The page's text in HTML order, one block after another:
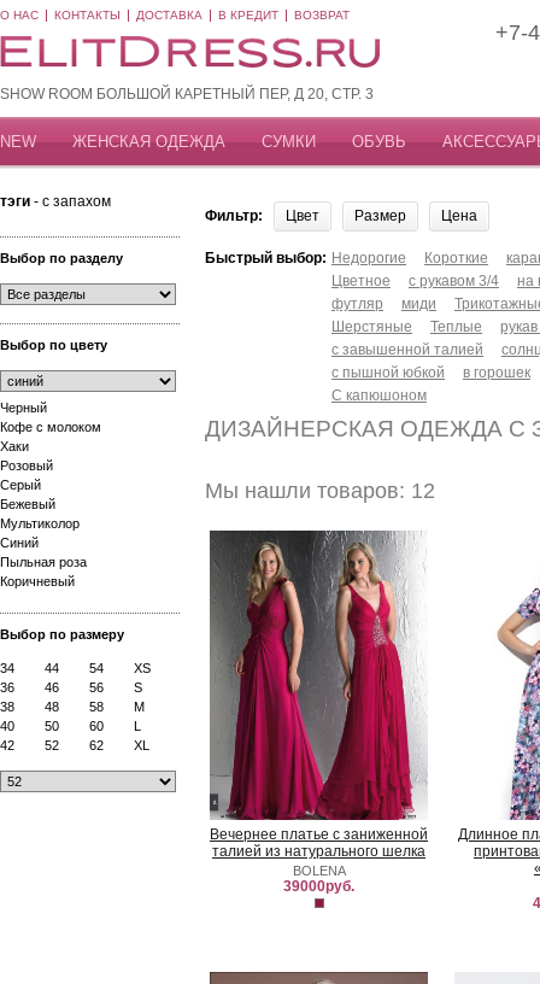
О НАС КОНТАКТЫ ДОСТАВКА В КРЕДИТ ВОЗВРАТ
SHOW ROOM БОЛЬШОЙ КАРЕТНЫЙ ПЕР, Д 20, СТР. 3
+7-
NEW ЖЕНСКАЯ ОДЕЖДА СУМКИ ОБУВЬ
тэги - с запахом
Выбор по разделу
Выбор по цвету
Черный
Кофе с молоком
Хаки
Розовый
Серый
Бежевый
Мультиколор
Синий
Пыльная роза
Коричневый
Выбор по размеру
34 44 54
XS
36
46 56
S
38
48 58
M
40
50 60
L
42
52 62 XL
Фильтр: Цвет Размер Цена
Быстрый выбор: Недорогие Короткие
Цветное
с рукавом 3/4
на
футляр
миди
Шерстяные
Теплые
с завышенной талией
с пышной юбкой
в горошек
С капюшоном
ДИЗАЙНЕРСКАЯ ОДЕЖДА С
Мы нашли товаров: 12
Вечернее платье с заниженной
талией из натурального шелка
BOLENA
39000руб.
Длинное